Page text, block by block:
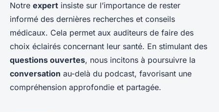
Notre expert insiste sur l’importance de rester
informé des dernières recherches et conseils
médicaux. Cela permet aux auditeurs de faire des
choix éclairés concernant leur santé. En stimulant des
questions ouvertes, nous incitons à poursuivre la
conversation au-delà du podcast, favorisant une
compréhension approfondie et partagée.